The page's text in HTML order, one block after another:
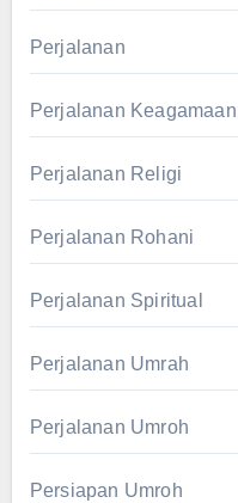
Perjalanan
Perjalanan Keagamaan
Perjalanan Religi
Perjalanan Rohani
Perjalanan Spiritual
Perjalanan Umrah
Perjalanan Umroh
Persiapan Umroh